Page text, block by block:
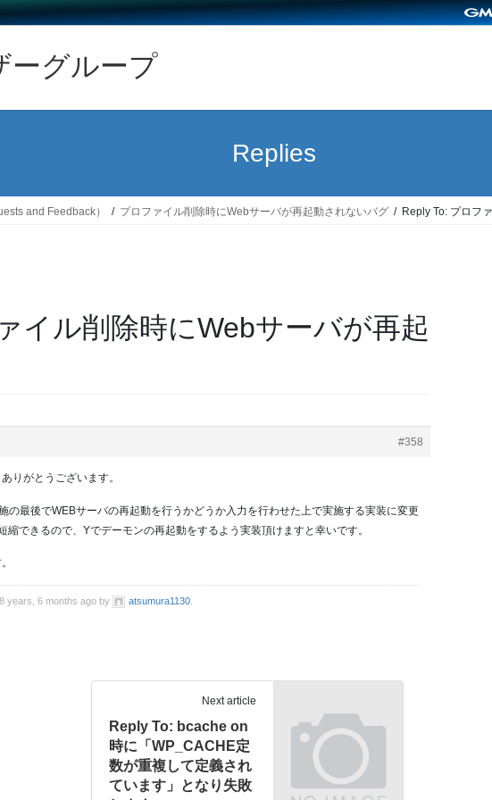
ーグループ
Replies
and Feedback） プロファイル削除時にWebサーバが再起動されないバグ Reply To: プロフ
イル削除時にWebサーバが再起
#358
りがとうございます。
の最後でWEBサーバの再起動を行うかどうか入力を行わせた上で実施する実装に変更
縮できるので、Yでデーモンの再起動をするよう実装頂けますと幸いです。
years, 6 months ago by atsumura1130
Next article
Reply To: bcache on
時に「WP_CACHE定
数が重複して定義され
ています」となり失敗